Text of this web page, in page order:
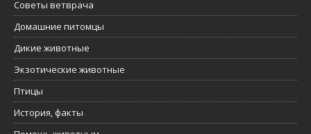
Советы ветврача
Домашние питомцы
Дикие животные
Экзотические животные
Птицы
История, факты